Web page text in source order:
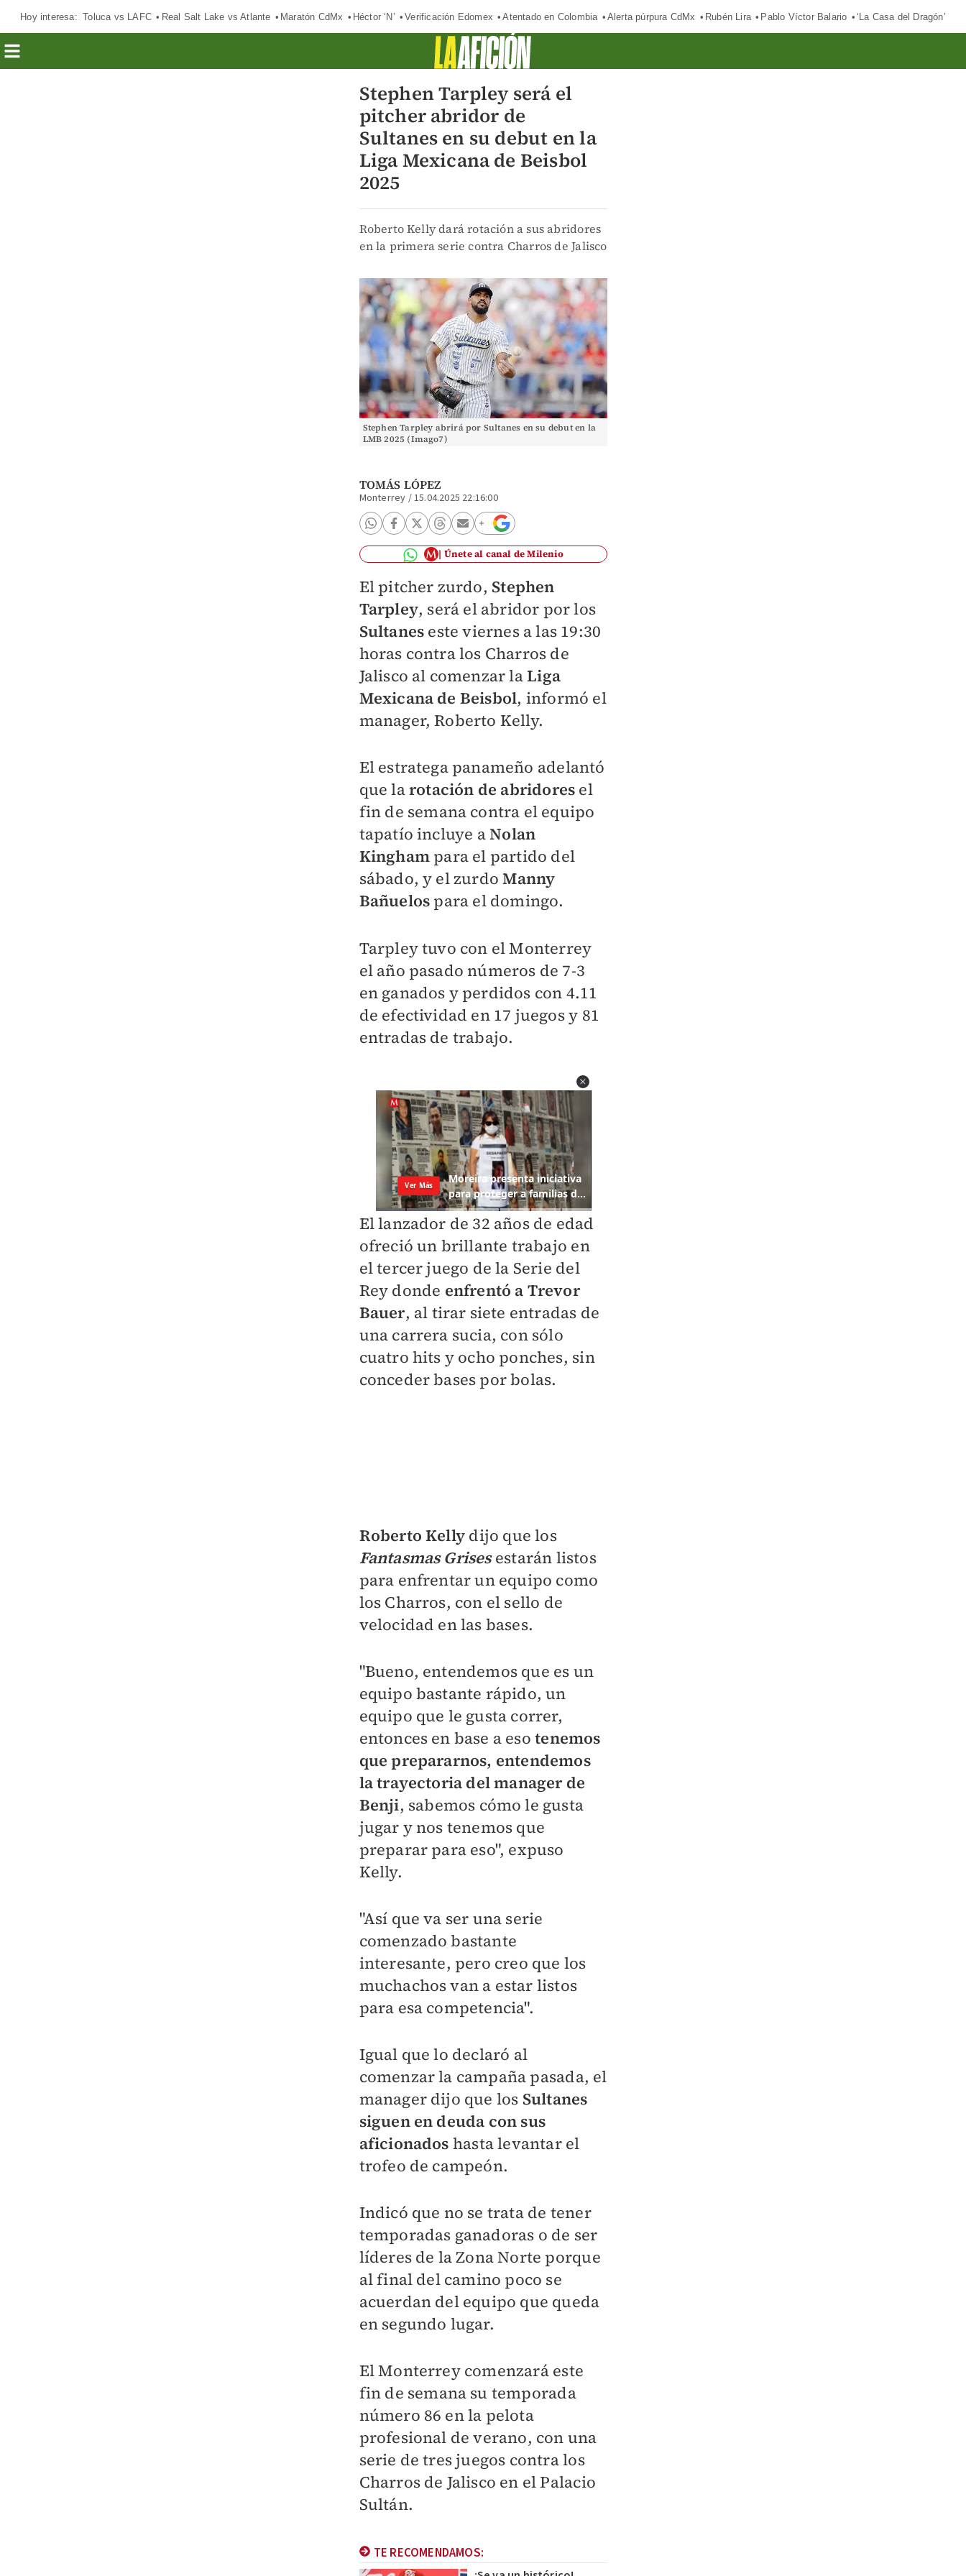
Hoy interesa: Toluca vs LAFC Real Salt Lake vs Atlante Maratón CdMx Héctor ‘N’ Verificación Edomex Atentado en Colombia Alerta púrpura CdMx Rubén Lira Pablo Víctor Balario ‘La Casa del Dragón’
Stephen Tarpley será el
pitcher abridor de
Sultanes en su debut en la
Liga Mexicana de Beisbol
2025
Roberto Kelly dará rotación a sus abridores
en la primera serie contra Charros de Jalisco
Stephen Tarpley abrirá por Sultanes en su debut en la
LMB 2025 (Imago7)
TOMÁS LÓPEZ
Monterrey /15.04.2025 22:16:00
Únete al canal de Milenio
El pitcher zurdo, Stephen
Tarpley, será el abridor por los
Sultanes este viernes a las 19:30
horas contra los Charros de
Jalisco al comenzar laLiga
Mexicana de Beisbol, informó el
manager, Roberto Kelly.
El estratega panameño adelantó
que larotación de abridores el
fin de semana contra el equipo
tapatío incluye aNolan
Kinghampara el partido del
sábado, y el zurdoManny
Bañuelos para el domingo.
Tarpley tuvo con el Monterrey
el año pasado números de 7-3
en ganados y perdidos con 4.11
de efectividad en 17 juegos y 81
entradas de trabajo.
El lanzador de 32 años de edad
ofreció un brillante trabajo en
el tercer juego de la Serie del
Rey donde enfrentó a Trevor
Bauer, al tirar siete entradas de
una carrera sucia, con sólo
cuatro hits y ocho ponches, sin
conceder bases por bolas.
Roberto Kelly dijo que los
Fantasmas Grisesestarán listos
para enfrentar un equipo como
los Charros, con el sello de
velocidad en las bases.
"Bueno, entendemos que es un
equipo bastante rápido, un
equipo que le gusta correr,
entonces en base a esotenemos
que prepararnos, entendemos
la trayectoria del manager de
Benji, sabemos cómo le gusta
jugar y nos tenemos que
preparar para eso", expuso
Kelly.
"Así que va ser una serie
comenzado bastante
interesante, pero creo que los
muchachos van a estar listos
para esa competencia".
Igual que lo declaró al
comenzar la campaña pasada, el
manager dijo que los Sultanes
siguen en deuda con sus
aficionados hasta levantar el
trofeo de campeón.
Indicó que no se trata de tener
temporadas ganadoras o de ser
líderes de la Zona Norte porque
al final del camino poco se
acuerdan del equipo que queda
en segundo lugar.
El Monterrey comenzará este
fin de semana su temporada
número 86 en la pelota
profesional de verano, con una
serie de tres juegos contra los
Charros de Jalisco en el Palacio
Sultán.
TE RECOMENDAMOS: